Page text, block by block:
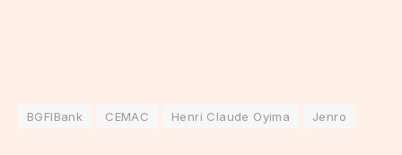
BGFIBank CEMAC Henri Claude Oyima Jenro